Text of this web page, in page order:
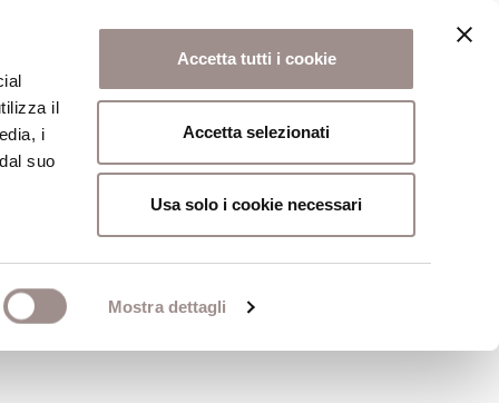
il
i
suo
Mostra dettagli
Accetta tutti i cookie
Accetta selezionati
Usa solo i cookie necessari
Scuola Alti Studi
del libro. La